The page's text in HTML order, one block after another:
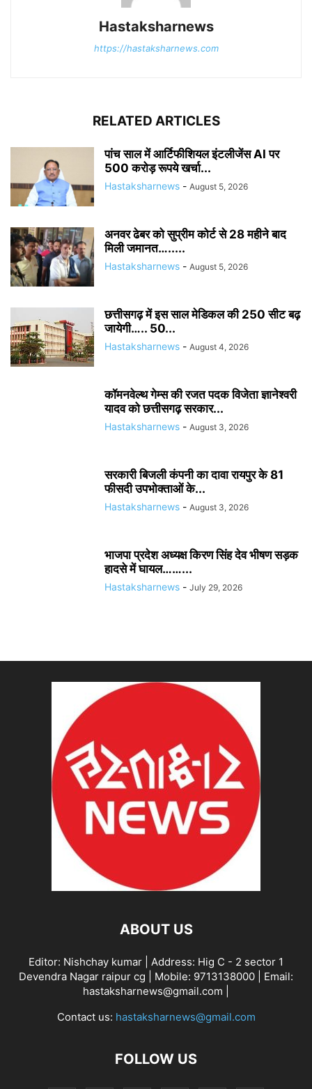
Hastaksharnews
https://hastaksharnews.com
RELATED ARTICLES
पांच साल में आर्टिफीशियल इंटलीजेंस AI पर
500 करोड़ रूपये खर्चा...
Hastaksharnews - August 5, 2026
अनवर ढेबर को सुप्रीम कोर्ट से 28 महीने बाद
मिली जमानत….....
Hastaksharnews - August 5, 2026
छत्तीसगढ़ में इस साल मेडिकल की 250 सीट बढ़
जायेगी….. 50...
Hastaksharnews - August 4, 2026
कॉमनवेल्थ गेम्स की रजत पदक विजेता ज्ञानेश्वरी
यादव को छत्तीसगढ़ सरकार...
Hastaksharnews - August 3, 2026
सरकारी बिजली कंपनी का दावा रायपुर के 81
फीसदी उपभोक्ताओं के...
Hastaksharnews - August 3, 2026
भाजपा प्रदेश अध्यक्ष किरण सिंह देव भीषण सड़क
हादसे में घायल……...
Hastaksharnews - July 29, 2026
ABOUT US
Editor: Nishchay kumar | Address: Hig C - 2 sector 1
Devendra Nagar raipur cg | Mobile: 9713138000 | Email:
hastaksharnews@gmail.com |
Contact us: hastaksharnews@gmail.com
FOLLOW US